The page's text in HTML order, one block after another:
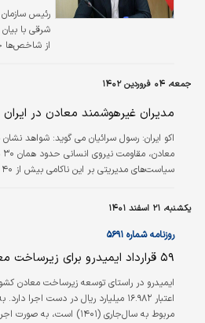
رئیس
شرقی با
از شاخص‌ها
تعریف شده
جمعه، ۰۴ فروردین ۱۴۰۲
مدیران غیرهوشمند معادن در ایران
اکو ایران: رسول سرائیان می گوید: شواهد
سیاست‌های مدیریتی بر این ناکامی بیش از ۴۰ درصد است.
یکشنبه، ۲۱ اسفند ۱۴۰۱
روزنامه شماره ۵۶۹۱
۵۹ قرارداد ایمیدرو برای زیرساخت معادن
اعتبار ۱۶.۹۸۲ میلیارد ریال در دست
مربوط به سال‌جاری (۱۴۰۱)